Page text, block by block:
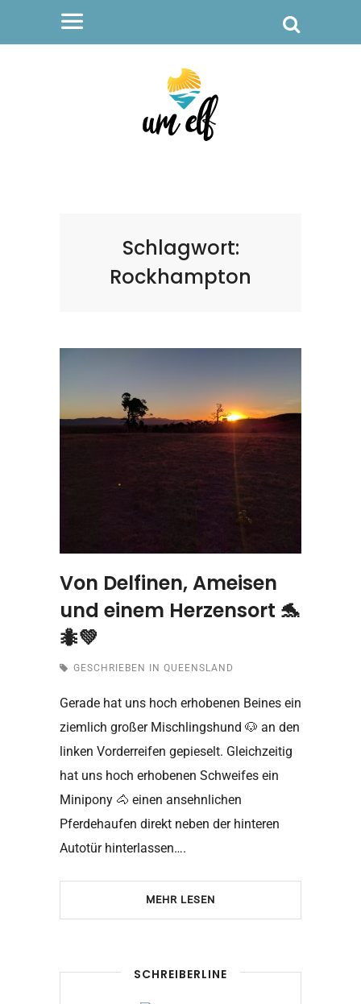
Schlagwort:
Rockhampton
Von Delfinen, Ameisen
und einem Herzensort 🐬
🐜💚
GESCHRIEBEN IN QUEENSLAND
Gerade hat uns hoch erhobenen Beines ein
ziemlich großer Mischlingshund 🐶 an den
linken Vorderreifen gepieselt. Gleichzeitig
hat uns hoch erhobenen Schweifes ein
Minipony 🐴 einen ansehnlichen
Pferdehaufen direkt neben der hinteren
Autotür hinterlassen….
MEHR LESEN
SCHREIBERLINE